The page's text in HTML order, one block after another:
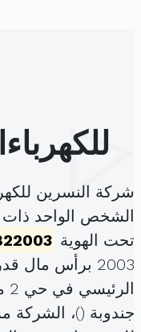
شركة النسرين
الشخص الواحد ذات
تحت الهوية
2003 برأس مال قدره
جندوبة ()، الشركة